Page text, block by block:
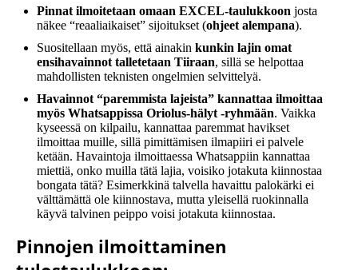
Pinnat ilmoitetaan omaan EXCEL-taulukkoon josta
näkee “reaaliaikaiset” sijoitukset (ohjeet alempana).
Suositellaan myös, että ainakin kunkin lajin omat
ensihavainnot talletetaan Tiiraan, sillä se helpottaa
mahdollisten teknisten ongelmien selvittelyä.
Havainnot “paremmista lajeista” kannattaa ilmoittaa
myös Whatsappissa Oriolus-hälyt -ryhmään. Vaikka
kyseessä on kilpailu, kannattaa paremmat havikset
ilmoittaa muille, sillä pimittämisen ilmapiiri ei palvele
ketään. Havaintoja ilmoittaessa Whatsappiin kannattaa
miettiä, onko muilla tätä lajia, voisiko jotakuta kiinnostaa
bongata tätä? Esimerkkinä talvella havaittu palokärki ei
välttämättä ole kiinnostava, mutta yleisellä ruokinnalla
käyvä talvinen peippo voisi jotakuta kiinnostaa.
Pinnojen ilmoittaminen